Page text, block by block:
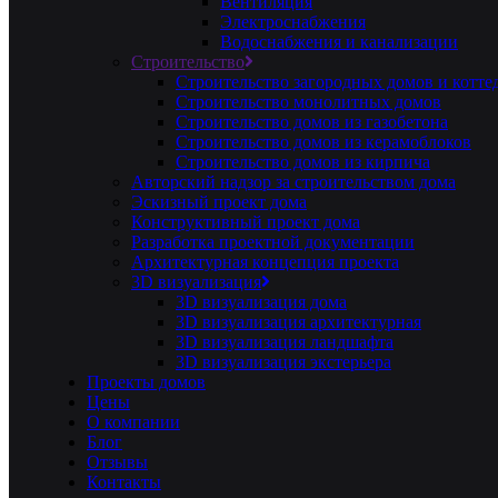
Электроснабжения
Водоснабжения и канализации
Строительство
Строительство загородных домов и
Строительство монолитных домов
Строительство домов из газобетона
Строительство домов из керамоблоков
Строительство домов из кирпича
Авторский надзор за строительством дома
Эскизный проект дома
Конструктивный проект дома
Разработка проектной документации
Архитектурная концепция проекта
3D визуализация
3D визуализация дома
3D визуализация архитектурная
3D визуализация ландшафта
3D визуализация экстерьера
Проекты домов
Цены
О компании
Блог
Отзывы
Контакты